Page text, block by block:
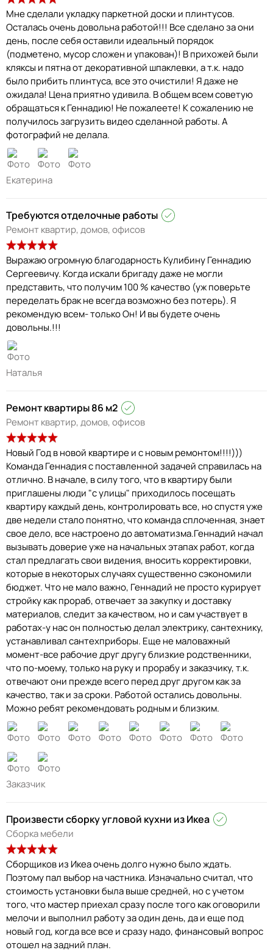
Мне сделали укладку паркетной доски и плинтусов.
Осталась очень довольна работой!!! Все сделано за они
день, после себя оставили идеальный порядок
(подметено, мусор сложен и упакован)! В прихожей были
кляксы и пятна от декоративной шпаклевки, а т.к. надо
было прибить плинтуса, все это очистили! Я даже не
ожидала! Цена приятно удивила. В общем всем советую
обращаться к Геннадию! Не пожалеете! К сожалению не
получилось загрузить видео сделанной работы. А
фотографий не делала.
Екатерина
Требуются отделочные работы
Ремонт квартир, домов, офисов
Выражаю огромную благодарность Кулибину Геннадию
Сергеевичу. Когда искали бригаду даже не могли
представить, что получим 100 % качество (уж поверьте
переделать брак не всегда возможно без потерь). Я
рекомендую всем- только Он! И вы будете очень
довольны.!!!
Наталья
Ремонт квартиры 86 м2
Ремонт квартир, домов, офисов
Новый Год в новой квартире и с новым ремонтом!!!!)))
Команда Геннадия с поставленной задачей справилась на
отлично. В начале, в силу того, что в квартиру были
приглашены люди "с улицы" приходилось посещать
квартиру каждый день, контролировать все, но спустя уже
две недели стало понятно, что команда сплоченная, знает
свое дело, все настроено до автоматизма.Геннадий начал
вызывать доверие уже на начальных этапах работ, когда
стал предлагать свои видения, вносить корректировки,
которые в некоторых случаях существенно сэкономили
бюджет. Что не мало важно, Геннадий не просто курирует
стройку как прораб, отвечает за закупку и доставку
материалов, следит за качеством, но и сам участвует в
работах-у нас он полностью делал электрику, сантехнику,
устанавливал сантехприборы. Еще не маловажный
момент-все рабочие друг другу близкие родственники,
что по-моему, только на руку и прорабу и заказчику, т.к.
отвечают они прежде всего перед друг другом как за
качество, так и за сроки. Работой остались довольны.
Можно ребят рекомендовать родным и близким.
Заказчик
Произвести сборку угловой кухни из Икеа
Сборка мебели
Сборщиков из Икеа очень долго нужно было ждать.
Поэтому пал выбор на частника. Изначально считал, что
стоимость установки была выше средней, но с учетом
того, что мастер приехал сразу после того как оговорили
мелочи и выполнил работу за один день, да и еще под
новый год, когда все все и сразу надо, финансовый вопрос
отошел на задний план.